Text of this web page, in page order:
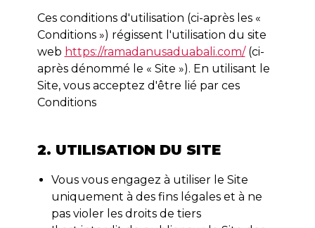
Ces conditions d'utilisation (ci-après les «
Conditions ») régissent l'utilisation du site
web https://ramadanusaduabali.com/ (ci-
après dénommé le « Site »). En utilisant le
Site, vous acceptez d'être lié par ces
Conditions
2. UTILISATION DU SITE
Vous vous engagez à utiliser le Site
uniquement à des fins légales et à ne
pas violer les droits de tiers